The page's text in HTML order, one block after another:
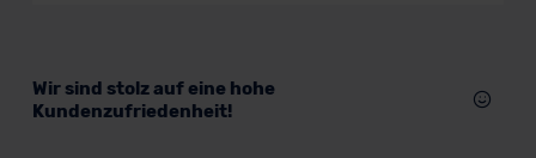
Wir sind stolz auf eine hohe
Kundenzufriedenheit!